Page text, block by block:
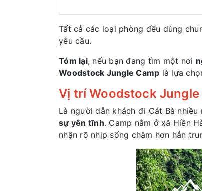
Tất cả các loại phòng đều dùng
yêu cầu.
Tóm lại, nếu bạn đang tìm một nơi
Woodstock Jungle Camp là lựa
Vị trí Woodstock
Là người dẫn khách đi Cát Bà
sự yên tĩnh. Camp nằm ở xã Hiền
nhận rõ nhịp sống chậm hơn hẳn